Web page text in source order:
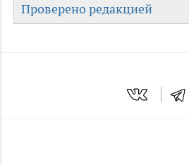
Проверено редакцией